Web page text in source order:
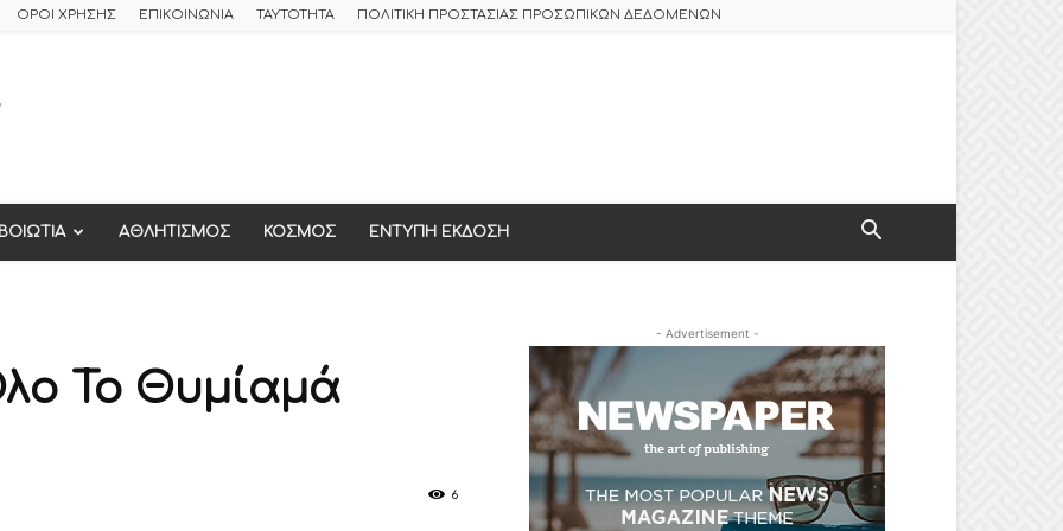
ΟΡΟΙ ΧΡΗΣΗΣ ΕΠΙΚΟΙΝΩΝΙΑ ΤΑΥΤΟΤΗΤΑ ΠΟΛΙΤΙΚΗ ΠΡΟΣΤΑΣΙΑΣ ΠΡΟΣΩΠΙΚΩΝ ΔΕΔΟΜΕΝΩΝ
ΒΟΙΩΤΙΑ ΑΘΛΗΤΙΣΜΟΣ ΚΟΣΜΟΣ ΕΝΤΥΠΗ ΕΚΔΟΣΗ
Το Θυμίαμά
6
- Advertisement -